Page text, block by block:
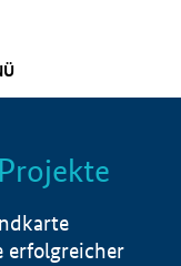
Info
erfolgreicher